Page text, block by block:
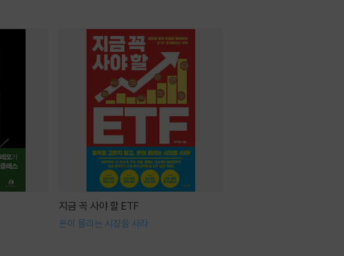
지금 꼭 사야 할 ETF
돈이 몰리는 시장을 사라